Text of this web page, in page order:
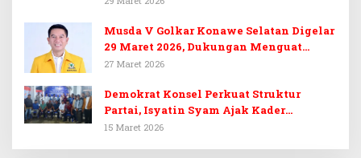
Musda V Golkar Konawe Selatan Digelar
29 Maret 2026, Dukungan Menguat
untuk Irham Kalenggo
27 Maret 2026
Demokrat Konsel Perkuat Struktur
Partai, Isyatin Syam Ajak Kader
Kembalikan Kejayaan
15 Maret 2026